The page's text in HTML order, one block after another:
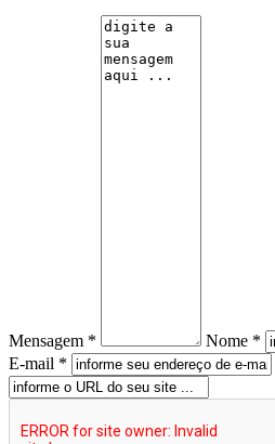
Mensagem *
Nome *
E-mail *